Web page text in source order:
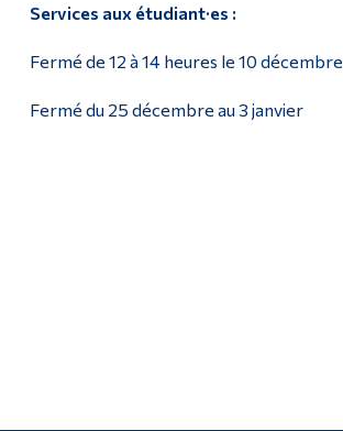
Services aux étudiant·es :
Fermé de 12 à 14 heures le 10 décembre
Fermé du 25 décembre au 3 janvier